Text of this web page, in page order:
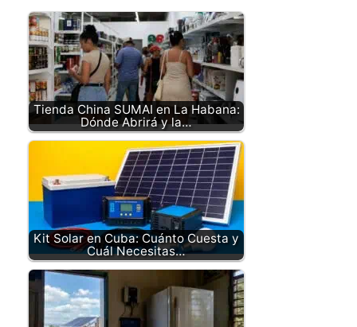
Tienda China SUMAI en La Habana:
Dónde Abrirá y la…
Kit Solar en Cuba: Cuánto Cuesta y
Cuál Necesitas…